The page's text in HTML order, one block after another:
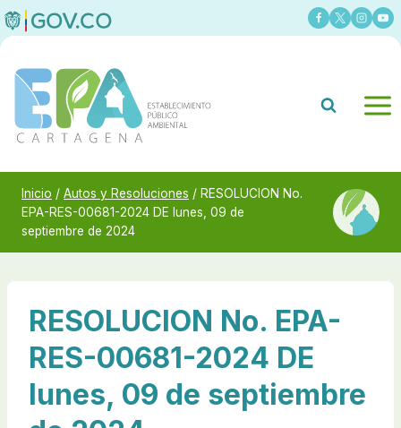
Saltar
al
Inicio / Autos y Resoluciones / RESOLUCION No.
EPA-RES-00681-2024 DE lunes, 09 de
septiembre de 2024
RESOLUCION No. EPA-
RES-00681-2024 DE
lunes, 09 de septiembre